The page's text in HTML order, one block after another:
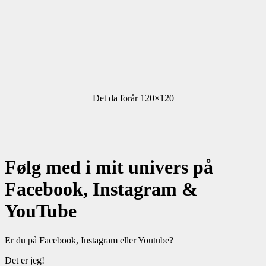
Det da forår 120×120
Følg med i mit univers på
Facebook, Instagram &
YouTube
Er du på Facebook, Instagram eller Youtube?
Det er jeg!